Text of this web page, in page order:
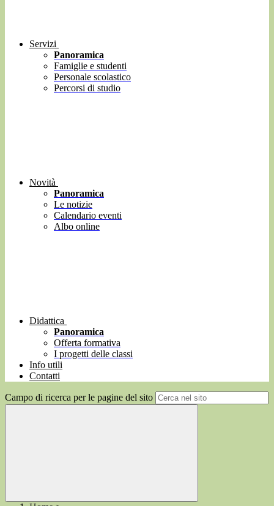
Servizi
Panoramica
Famiglie e studenti
Personale scolastico
Percorsi di studio
Novità
Panoramica
Le notizie
Calendario eventi
Albo online
Didattica
Panoramica
Offerta formativa
I progetti delle classi
Info utili
Contatti
Campo di ricerca per le pagine del sito